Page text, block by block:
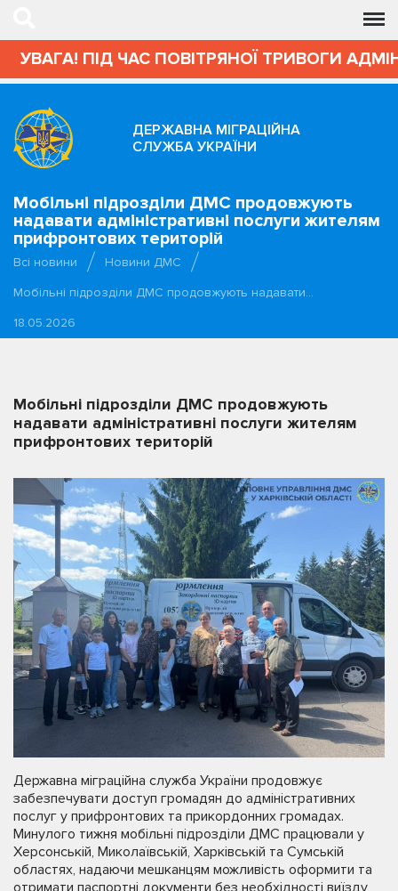
ПІД ЧАС ПОВІТРЯНОЇ ТРИВОГИ
ДЕРЖАВНА МІГРАЦІЙНА
СЛУЖБА УКРАЇНИ
Мобільні підрозділи ДМС продовжують
надавати адміністративні послуги жителям
прифронтових територій
Всі новини
Новини ДМС
Мобільні підрозділи ДМС продовжують надавати…
18.05.2026
Мобільні підрозділи ДМС продовжують
надавати адміністративні послуги жителям
прифронтових територій
Державна міграційна служба України продовжує
забезпечувати доступ громадян до адміністративних
послуг у прифронтових та прикордонних громадах.
Минулого тижня мобільні підрозділи ДМС працювали у
Херсонській, Миколаївській, Харківській та Сумській
областях, надаючи мешканцям можливість оформити та
отримати паспортні документи без необхідності виїзду